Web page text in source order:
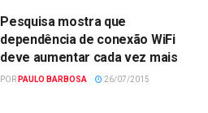
Pesquisa mostra que
dependência de conexão WiFi
deve aumentar cada vez mais
POR PAULO BARBOSA 26/07/2015